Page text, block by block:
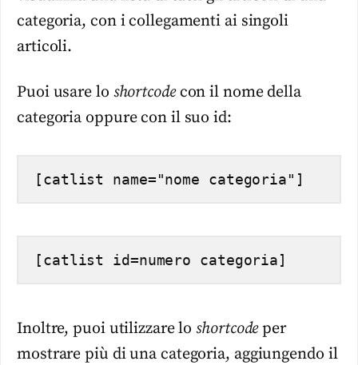
categoria, con i collegamenti ai singoli
articoli.
Puoi usare lo shortcodecon il nome della
categoria oppure con il suo id:
[catlist name="nome categoria"]
[catlist id=numero categoria]
Inoltre, puoi utilizzare loshortcodeper
mostrare più di una categoria, aggiungendo il